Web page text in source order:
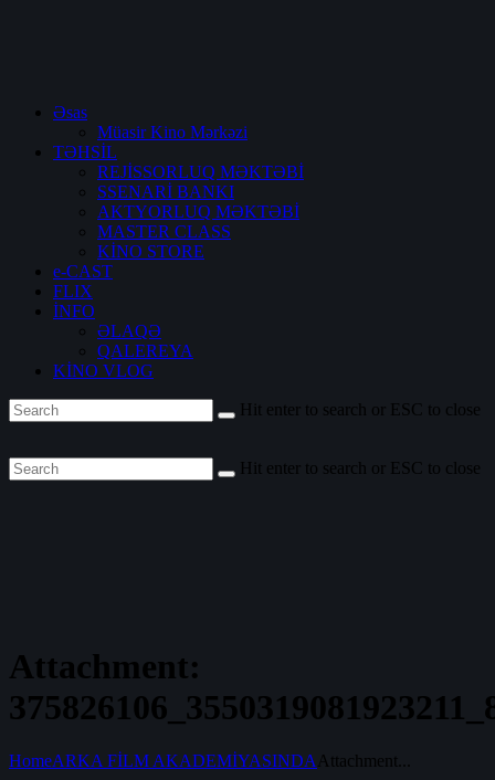
Əsas
Müasir Kino Mərkəzi
TƏHSİL
REJİSSORLUQ MƏKTƏBİ
SSENARİ BANKI
AKTYORLUQ MƏKTƏBİ
MASTER CLASS
KİNO STORE
e-CAST
FLIX
İNFO
ƏLAQƏ
QALEREYA
KİNO VLOG
Hit enter to search or ESC to close
Hit enter to search or ESC to close
Attachment:
HomeARKA FİLM AKADEMİYASINDAAttachment...